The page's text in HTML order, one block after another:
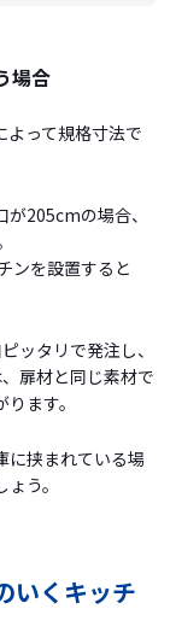
場合
よって規格寸法で
205cmの場合、
ンを設置すると
ッタリで発注し、
扉材と同じ素材で
ます。
に挟まれている場
う。
いくキッチ